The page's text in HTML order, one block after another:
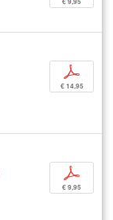
p
€ 14,95
p
€ 9,95